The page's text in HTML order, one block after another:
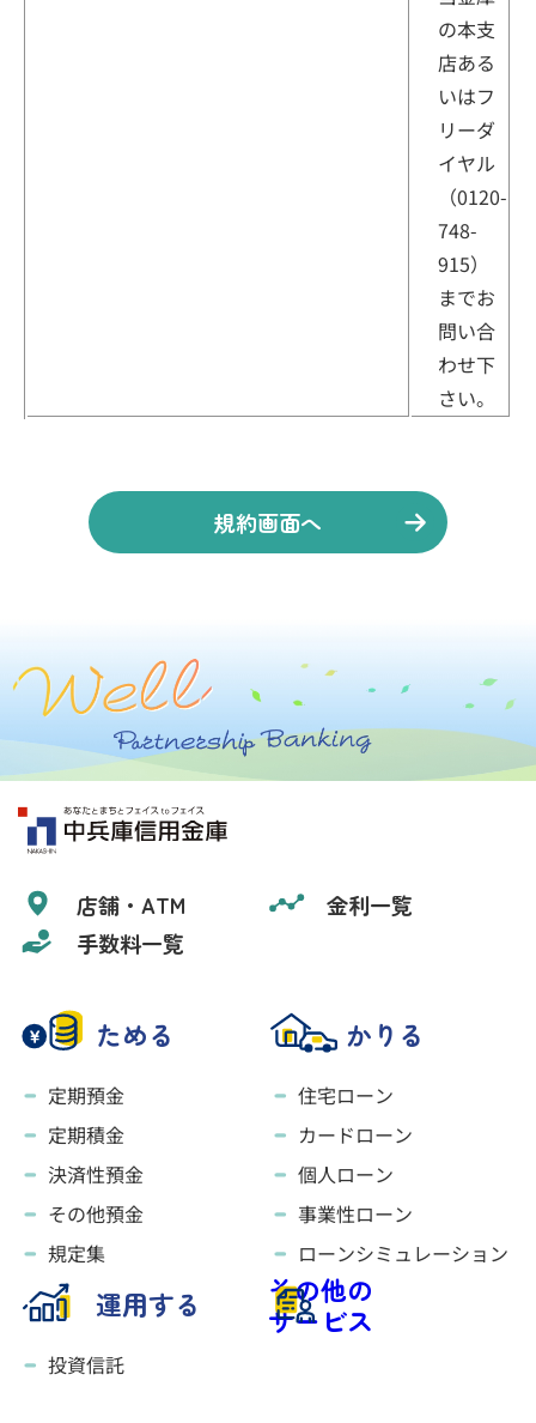
の本支
店ある
いはフ
リーダ
イヤル
（0120-
748-
915）
までお
問い合
わせ下
さい。
規約画面へ
店舗・ATM
金利一覧
手数料一覧
ためる
定期預金
定期積金
決済性預金
その他預金
規定集
かりる
住宅ローン
カードローン
個人ローン
事業性ローン
ローンシミュレーション
運用する
投資信託
その他の
サービス